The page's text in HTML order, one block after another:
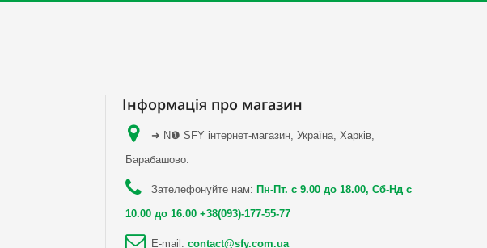
Інформація про магазин
➜ N❶ SFY інтернет-магазин, Україна, Харків,
Барабашово.
Зателефонуйте нам: Пн-Пт. с 9.00 до 18.00, Сб-Нд с
10.00 до 16.00 +38(093)-177-55-77
E-mail: contact@sfy.com.ua